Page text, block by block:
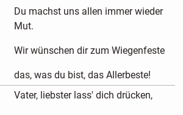
Du machst uns allen immer wieder
Mut.
Wir wünschen dir zum Wiegenfeste
das, was du bist, das Allerbeste!
Vater, liebster lass' dich drücken,